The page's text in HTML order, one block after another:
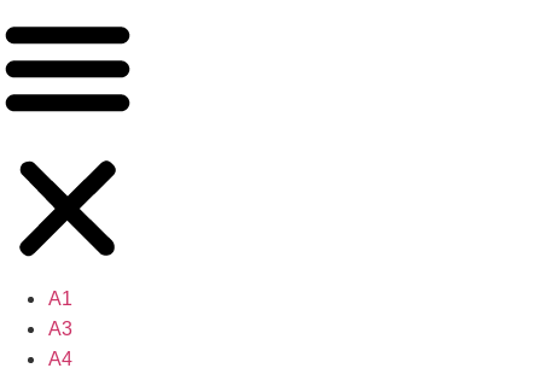
A1
A3
A4